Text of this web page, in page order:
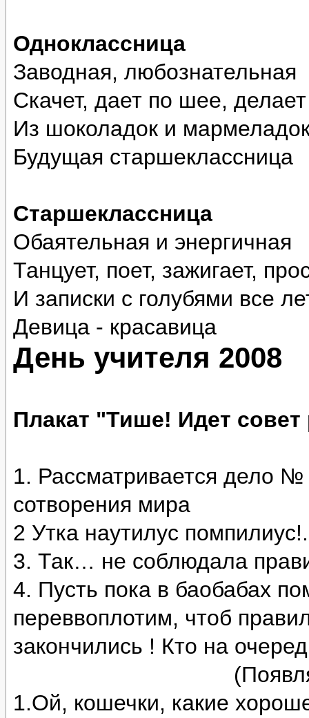
Одноклассница
Заводная, любознательная
Скачет, дает по шее,
Из шоколадок и
Будущая старшеклассница
Старшеклассница
Обаятельная и энергичная
Танцует, поет, зажигает,
И записки с голубями все
Девица - красавица
День учителя 2008
Плакат "Тише! Идет
1. Рассматривается дело
сотворения мира
2 Утка наутилус помпилиус!.
3. Так… не соблюдала
4. Пусть пока в баобабах
переввоплотим, чтоб
закончились ! Кто на
1.Ой, кошечки, какие